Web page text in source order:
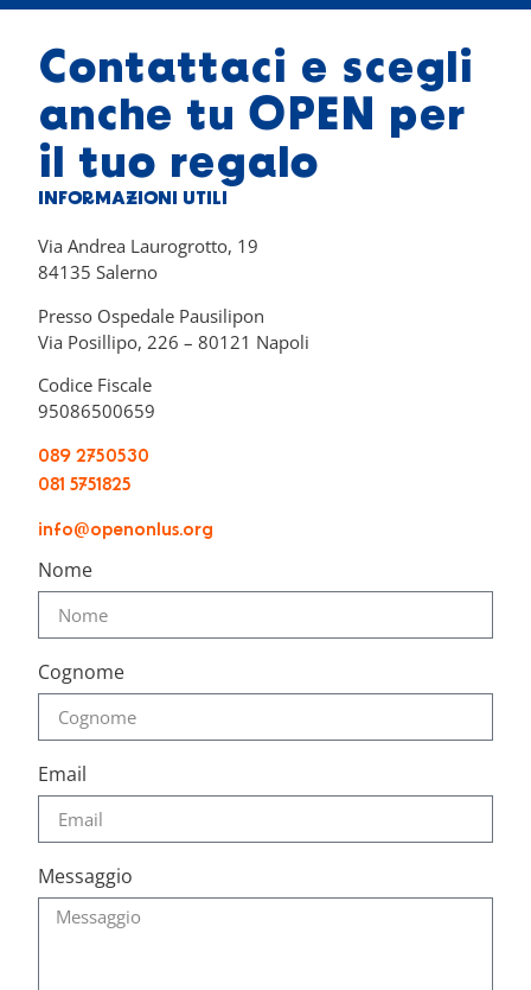
Contattaci e scegli
anche tu OPEN per
il tuo regalo
INFORMAZIONI UTILI
Via Andrea Laurogrotto, 19
84135 Salerno
Presso Ospedale Pausilipon
Via Posillipo, 226 – 80121 Napoli
Codice Fiscale
95086500659
089 2750530
081 5751825
info@openonlus.org
Nome
Cognome
Email
Messaggio